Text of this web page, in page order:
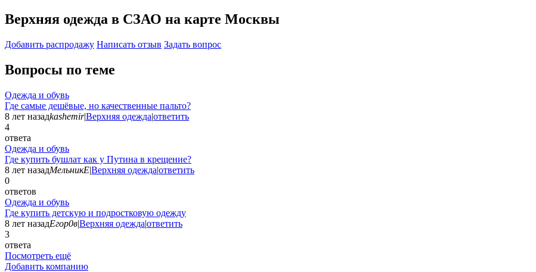
Верхняя одежда в СЗАО на карте Москвы
Добавить раcпродажу Написать отзыв Задать вопрос
Вопросы по теме
Одежда и обувь
Где самые дешёвые, но качественные пальто?
8 лет назадkashemir|Верхняя одежда|ответить
4
ответа
Одежда и обувь
Где купить бушлат как у Путина в крещение?
8 лет назадМельникЕ|Верхняя одежда|ответить
0
ответов
Одежда и обувь
Где купить детскую и подростковую одежду
8 лет назадЕгор0в|Верхняя одежда|ответить
3
ответа
Посмотреть ещё
Добавить компанию